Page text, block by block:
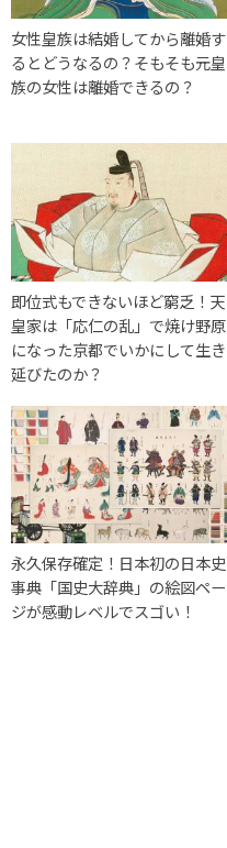
女性皇族は結婚してから離婚す
るとどうなるの？そもそも元皇
族の女性は離婚できるの？
即位式もできないほど窮乏！天
皇家は「応仁の乱」で焼け野原
になった京都でいかにして生き
延びたのか？
永久保存確定！日本初の日本史
事典「国史大辞典」の絵図ペー
ジが感動レベルでスゴい！